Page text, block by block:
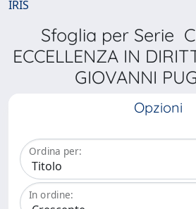
IRIS
Sfoglia per Serie
ECCELLENZA IN
GIOVANNI
Opzioni
Ordina per:
In ordine: